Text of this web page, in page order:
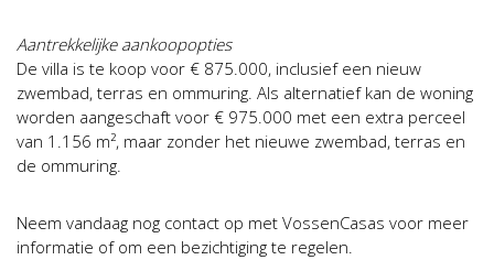
Aantrekkelijke aankoopopties
De villa is te koop voor € 875.000, inclusief een nieuw
zwembad, terras en ommuring. Als alternatief kan de woning
worden aangeschaft voor € 975.000 met een extra perceel
van 1.156 m², maar zonder het nieuwe zwembad, terras en
de ommuring.
Neem vandaag nog contact op met VossenCasas voor meer
informatie of om een bezichtiging te regelen.